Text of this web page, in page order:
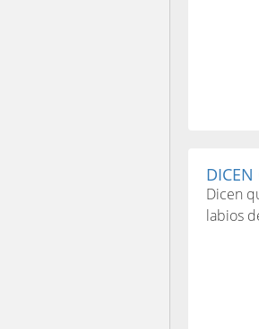
DICEN
Dicen
labios